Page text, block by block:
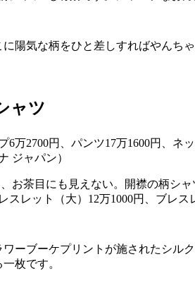
陽気な柄をひと差しすればやんち
ャツ
お茶目にも見えない。開襟の柄シ
スレット（大）12万1000円、ブレ
ーブーケプリントが施されたシル
枚です。